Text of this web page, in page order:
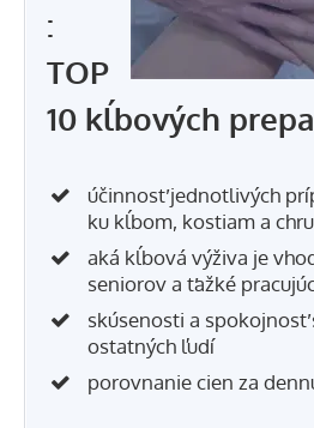
:
TOP
10 kĺbových
účinnosť jednotlivých
ku kĺbom, kostiam a
aká kĺbová výživa je
seniorov a ťažké
skúsenosti a spokojnosť
ostatných ľudí
porovnanie cien za